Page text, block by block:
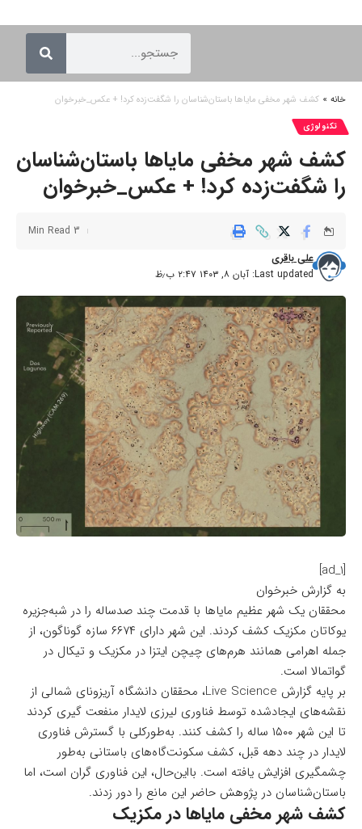
خانه » کشف شهر مخفی مایاها باستان‌شناسان را شگفت‌زده کرد! + عکس_خبرخوان
تکنولوژی
کشف شهر مخفی مایاها باستان‌شناسان
را شگفت‌زده کرد! + عکس_خبرخوان
Last updated: آبان ۸, ۱۴۰۳ ۲:۴۷ ب٫ظ
علی باقری
3 Min Read
[ad_1]
به گزارش خبرخوان
محققان یک شهر عظیم مایاها با قدمت چند صدساله را در شبه‌جزیره
یوکاتان مکزیک کشف کردند. این شهر دارای ۶۶۷۴ سازه‌ گوناگون، از
جمله اهرامی همانند هرم‌های چیچن ایتزا در مکزیک و تیکال در
گواتمالا است.
بر پایه گزارش Live Science، محققان دانشگاه آریزونای شمالی از
نقشه‌های ایجادشده توسط فناوری لیرزی لایدار منفعت گیری کردند
تا این شهر ۱۵۰۰ ساله را کشف کنند. به‌طورکلی با گسترش فناوری
لایدار در چند دهه قبل، کشف سکونت‌گاه‌های باستانی به‌طور
چشمگیری افزایش یافته است. بااین‌حال، این فناوری گران است، اما
باستان‌شناسان در پژوهش حاضر این مانع را دور زدند.
کشف شهر مخفی مایاها در مکزیک